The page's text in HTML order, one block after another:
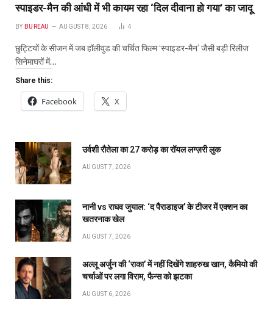
स्पाइडर-मैन की आंधी में भी कायम रहा ‘दिल दीवाना हो गया’ का जादू
BY BUREAU AUGUST 8, 2026 4
छुट्टियों के सीजन में जब हॉलीवुड की चर्चित फिल्म ‘स्पाइडर-मैन’ जैसी बड़ी रिलीज
सिनेमाघरों में…
Share this:
Facebook X
उर्वशी रौतेला का ₹27 करोड़ का रॉयल लग्ज़री लुक
AUGUST 7, 2026
नानी vs राघव जुयाल: ‘द पैराडाइज’ के टीजर में एक्शन का
खतरनाक खेल
AUGUST 7, 2026
अल्लू अर्जुन की ‘राका’ में नहीं दिखेंगे शाहरुख खान, कैमियो की
चर्चाओं पर लगा विराम, फैन्स को झटका
AUGUST 6, 2026